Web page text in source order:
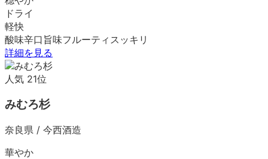
ドライ
軽快
酸味辛口 旨味フルーティ スッキリ
詳細を見る
人気 21位
みむろ杉
奈良県 / 今西酒造
華やか